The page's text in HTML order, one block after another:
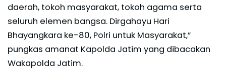
daerah, tokoh masyarakat, tokoh agama serta
seluruh elemen bangsa. Dirgahayu Hari
Bhayangkara ke-80, Polri untuk Masyarakat,”
pungkas amanat Kapolda Jatim yang dibacakan
Wakapolda Jatim.